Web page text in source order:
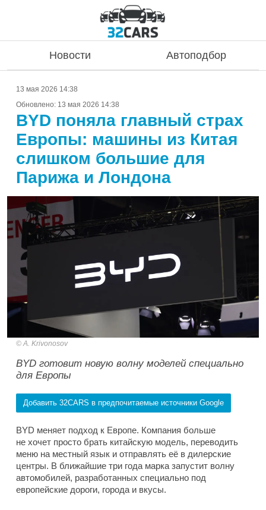
Новости Автоподбор
13 мая 2026 14:38
Обновлено: 13 мая 2026 14:38
BYD поняла главный страх
Европы: машины из Китая
слишком большие для
Парижа и Лондона
A. Krivonosov
BYD готовит новую волну моделей специально
для Европы
Добавить 32CARS в предпочитаемые источники Google
BYD меняет подход к Европе. Компания больше
не хочет просто брать китайскую модель, переводить
меню на местный язык и отправлять её в дилерские
центры. В ближайшие три года марка запустит волну
автомобилей, разработанных специально под
европейские дороги, города и вкусы.